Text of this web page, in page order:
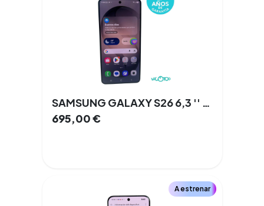
SAMSUNG GALAXY S26 6,3 '' 12 GB 512 GB 3 Cámaras Doble SIM 5G NFC
695,00€
A estrenar